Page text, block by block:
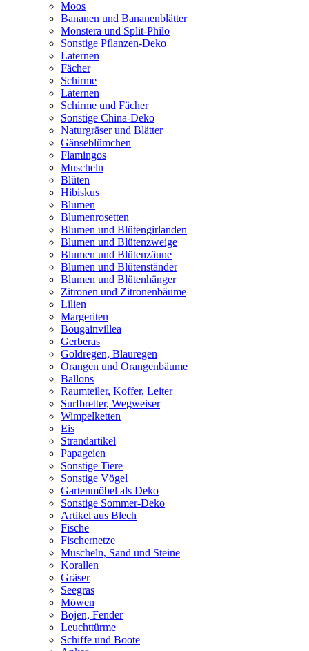
Moos
Bananen und Bananenblätter
Monstera und Split-Philo
Sonstige Pflanzen-Deko
Laternen
Fächer
Schirme
Laternen
Schirme und Fächer
Sonstige China-Deko
Naturgräser und Blätter
Gänseblümchen
Flamingos
Muscheln
Blüten
Hibiskus
Blumen
Blumenrosetten
Blumen und Blütengirlanden
Blumen und Blütenzweige
Blumen und Blütenzäune
Blumen und Blütenständer
Blumen und Blütenhänger
Zitronen und Zitronenbäume
Lilien
Margeriten
Bougainvillea
Gerberas
Goldregen, Blauregen
Orangen und Orangenbäume
Ballons
Raumteiler, Koffer, Leiter
Surfbretter, Wegweiser
Wimpelketten
Eis
Strandartikel
Papageien
Sonstige Tiere
Sonstige Vögel
Gartenmöbel als Deko
Sonstige Sommer-Deko
Artikel aus Blech
Fische
Fischernetze
Muscheln, Sand und Steine
Korallen
Gräser
Seegras
Möwen
Bojen, Fender
Leuchttürme
Schiffe und Boote